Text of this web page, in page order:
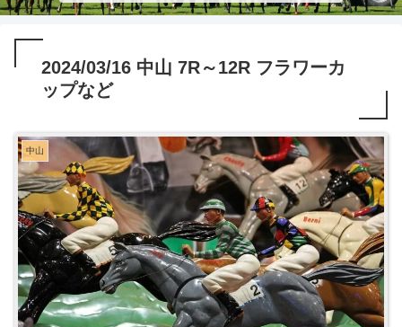
2024/03/16 中山 7R～12R フラワーカ
ップなど
中山